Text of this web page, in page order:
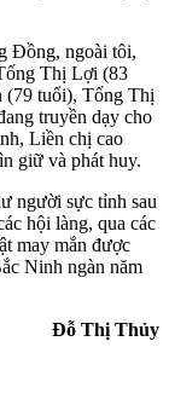
Đồng, ngoài tôi,
Thị Lợi (83
tuổi), Tống Thị
truyền dạy cho
Liền chị cao
giữ và phát huy.
người sực tỉnh sau
hội làng, qua các
may mắn được
Ninh ngàn năm
Đỗ Thị Thủy